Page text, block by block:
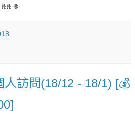
謝謝 😄
人訪問(18/12 - 18/1) [💰